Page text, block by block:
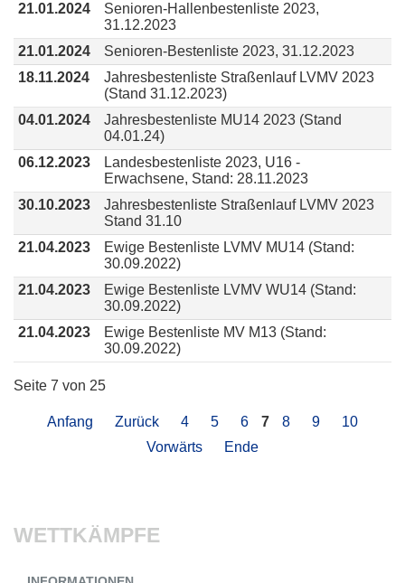
21.01.2024
Senioren-Hallenbestenliste 2023,
31.12.2023
21.01.2024
Senioren-Bestenliste 2023, 31.12.2023
18.11.2024
Jahresbestenliste Straßenlauf LVMV 2023
(Stand 31.12.2023)
04.01.2024
Jahresbestenliste MU14 2023 (Stand
04.01.24)
06.12.2023
Landesbestenliste 2023, U16 -
Erwachsene, Stand: 28.11.2023
30.10.2023
Jahresbestenliste Straßenlauf LVMV 2023
Stand 31.10
21.04.2023
Ewige Bestenliste LVMV MU14 (Stand:
30.09.2022)
21.04.2023
Ewige Bestenliste LVMV WU14 (Stand:
30.09.2022)
21.04.2023
Ewige Bestenliste MV M13 (Stand:
30.09.2022)
Seite 7 von 25
Anfang Zurück 4 5 6 7 8 9
10
Vorwärts
Ende
WETTKÄMPFE